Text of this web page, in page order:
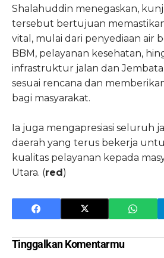
Shalahuddin menegaskan,
tersebut bertujuan
vital, mulai dari penyediaan air
BBM, pelayanan kesehatan,
infrastruktur jalan dan
sesuai rencana dan
bagi masyarakat.
Ia juga mengapresiasi seluruh
daerah yang terus bekerja
kualitas pelayanan kepada
Utara. (red)
Tinggalkan Komentarmu